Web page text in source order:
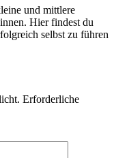
und mittlere
Hier findest du
selbst zu führen
Erforderliche